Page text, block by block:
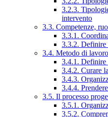
3.2.3.
intervento
3.3. Competenze,
3.3.1.
3.3.2. Definire
3.4. Metodo di lavoro
3.4.1. Definire
3.4.2. Curare
3.4.3.
3.4.4.
3.5. Il processo
3.5.1.
3.5.2.